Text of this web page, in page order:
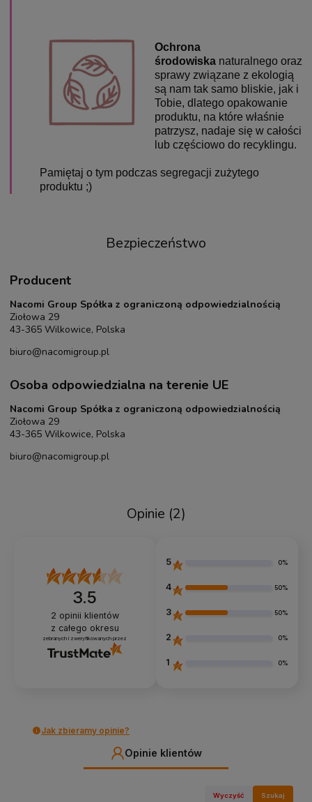
Ochrona
środowiska naturalnego oraz
sprawy związane z ekologią
są nam tak samo bliskie, jak i
Tobie, dlatego opakowanie
produktu, na które właśnie
patrzysz, nadaje się w całości
lub częściowo do recyklingu.
Pamiętaj o tym podczas segregacji zużytego
produktu ;)
Bezpieczeństwo
Producent
Nacomi Group Spółka z ograniczoną odpowiedzialnością
Ziołowa 29
43-365 Wilkowice, Polska
biuro@nacomigroup.pl
Osoba odpowiedzialna na terenie UE
Nacomi Group Spółka z ograniczoną odpowiedzialnością
Ziołowa 29
43-365 Wilkowice, Polska
biuro@nacomigroup.pl
Opinie (2)
3.5
2 opinii klientów
z całego okresu
zebranych i zweryfikowanych przez
5 0%
4 50%
3 50%
2 0%
1 0%
Jak zbieramy opinie?
Opinie klientów
Wyczyść Szukaj